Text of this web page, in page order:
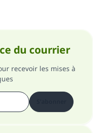
du courrier
recevoir les mises à